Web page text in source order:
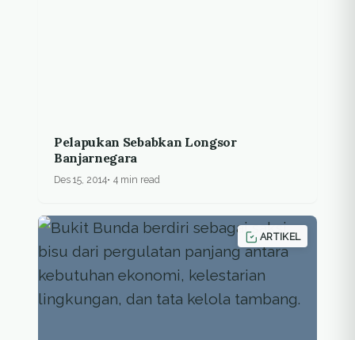
Pelapukan Sebabkan Longsor
Banjarnegara
Des 15, 2014 4 min read
ARTIKEL